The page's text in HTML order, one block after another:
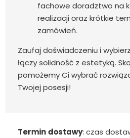
fachowe doradztwo na
realizacji oraz krótkie
zamówień.
Zaufaj doświadczeniu i
łączy solidność z estetyką.
pomożemy Ci wybrać
Twojej posesji!
Termin dostawy: czas